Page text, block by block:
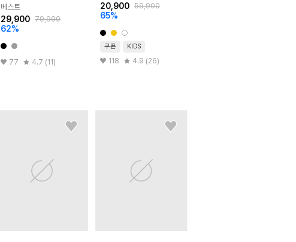
베스트
29,900 79,900
62%
77 4.7 (11)
20,900 59,900
65%
쿠폰 KIDS
118 4.9 (26)